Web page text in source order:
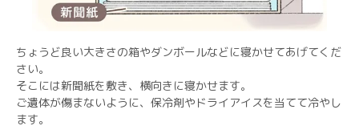
ちょうど良い大きさの箱やダンボールなどに寝かせてあげてくだ
さい。
そこには新聞紙を敷き、横向きに寝かせます。
ご遺体が傷まないように、保冷剤やドライアイスを当てて冷やし
ます。